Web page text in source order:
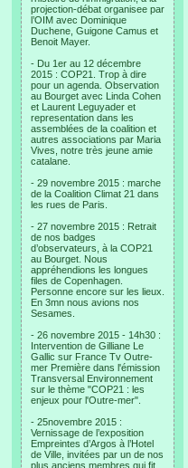
projection-débat organisee par
l’OIM avec Dominique
Duchene, Guigone Camus et
Benoit Mayer.
- Du 1er au 12 décembre
2015 : COP21. Trop à dire
pour un agenda. Observation
au Bourget avec Linda Cohen
et Laurent Leguyader et
representation dans les
assemblées de la coalition et
autres associations par Maria
Vives, notre très jeune amie
catalane.
- 29 novembre 2015 : marche
de la Coalition Climat 21 dans
les rues de Paris.
- 27 novembre 2015 : Retrait
de nos badges
d’observateurs, à la COP21
au Bourget. Nous
appréhendions les longues
files de Copenhagen.
Personne encore sur les lieux.
En 3mn nous avions nos
Sesames.
- 26 novembre 2015 - 14h30 :
Intervention de Gilliane Le
Gallic sur France Tv Outre-
mer Première dans l'émission
Transversal Environnement
sur le thème "COP21 : les
enjeux pour l'Outre-mer".
- 25novembre 2015 :
Vernissage de l’exposition
Empreintes d’Argos à l’Hotel
de Ville, invitées par un de nos
plus anciens membres qui fit